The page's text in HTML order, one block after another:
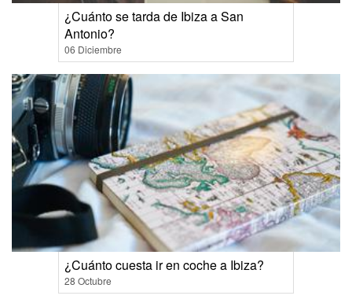
¿Cuánto se tarda de Ibiza a San
Antonio?
06 Diciembre
¿Cuánto cuesta ir en coche a Ibiza?
28 Octubre